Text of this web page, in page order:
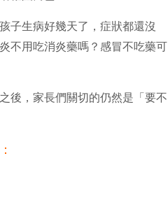
子生病好幾天了，症狀都還沒
不用吃消炎藥嗎？感冒不吃藥可
後，家長們關切的仍然是「要不